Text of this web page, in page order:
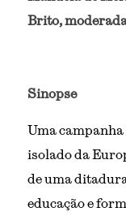
Brito,
Sinopse
Uma
isolado da
de uma
educação e